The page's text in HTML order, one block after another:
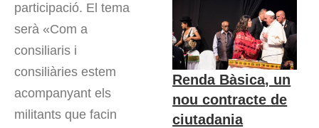
participació. El tema
serà «Com a
consiliaris i
consiliàries estem
acompanyant els
militants que facin
Renda Bàsica, un
nou contracte de
ciutadania